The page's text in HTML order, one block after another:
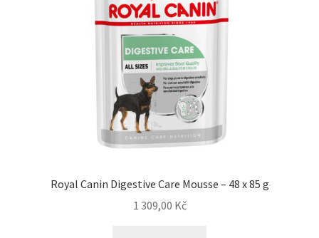
Pamlsky pro kočky
Royal Canin pro kočky
Škrabadla pro kočky
Royal Canin Digestive Care Mousse – 48 x 85 g
1 309,00 Kč